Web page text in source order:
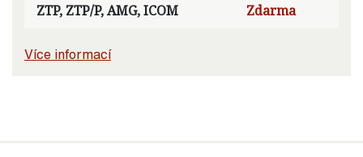
ZTP, ZTP/P, AMG, ICOM Zdarma
Více informací